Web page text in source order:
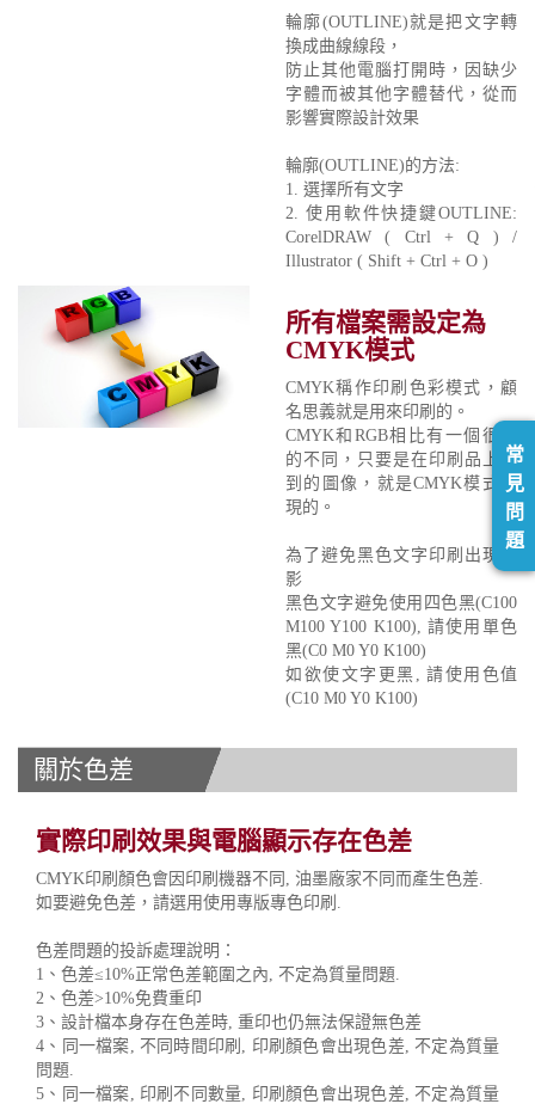
輪廓(OUTLINE)就是把文字轉
換成曲線線段，
防止其他電腦打開時，因缺少
字體而被其他字體替代，從而
影響實際設計效果
輪廓(OUTLINE)的方法:
1. 選擇所有文字
2. 使用軟件快捷鍵OUTLINE:
CorelDRAW ( Ctrl + Q ) /
Illustrator ( Shift + Ctrl + O )
所有檔案需設定為
CMYK模式
CMYK稱作印刷色彩模式，顧
名思義就是用來印刷的。
CMYK和RGB相比有一個很大
的不同，只要是在印刷品上看
到的圖像，就是CMYK模式表
現的。
為了避免黑色文字印刷出現重
影
黑色文字避免使用四色黑(C100
M100 Y100 K100), 請使用單色
黑(C0 M0 Y0 K100)
如欲使文字更黑, 請使用色值
(C10 M0 Y0 K100)
關於色差
實際印刷效果與電腦顯示存在色差
CMYK印刷顏色會因印刷機器不同, 油墨廠家不同而產生色差.
如要避免色差，請選用使用專版專色印刷.
色差問題的投訴處理說明：
1、色差≤10%正常色差範圍之內, 不定為質量問題.
2、色差>10%免費重印
3、設計檔本身存在色差時, 重印也仍無法保證無色差
4、同一檔案, 不同時間印刷, 印刷顏色會出現色差, 不定為質量
問題.
5、同一檔案, 印刷不同數量, 印刷顏色會出現色差, 不定為質量
常
見
問
題